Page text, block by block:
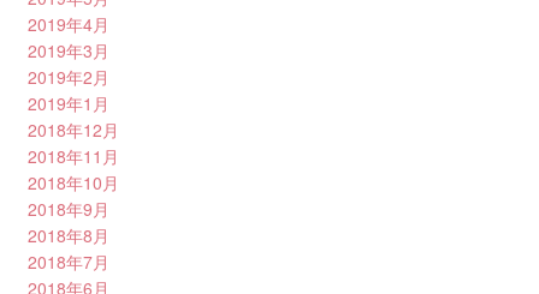
2019年4月
2019年3月
2019年2月
2019年1月
2018年12月
2018年11月
2018年10月
2018年9月
2018年8月
2018年7月
2018年6月